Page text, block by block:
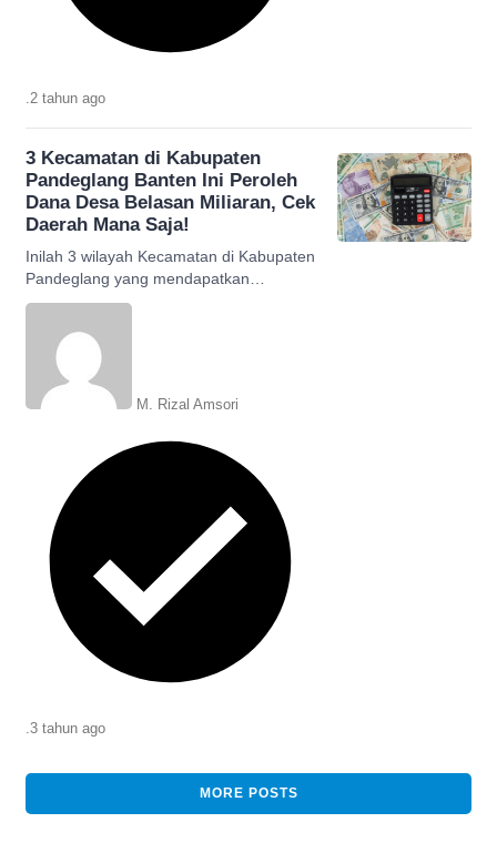
2 tahun ago
3 Kecamatan di Kabupaten
Pandeglang Banten Ini Peroleh
Dana Desa Belasan Miliaran, Cek
Daerah Mana Saja!
Inilah 3 wilayah Kecamatan di Kabupaten
Pandeglang yang mendapatkan
anggaran dana desa belasan miliaran
M. Rizal Amsori
3 tahun ago
MORE POSTS